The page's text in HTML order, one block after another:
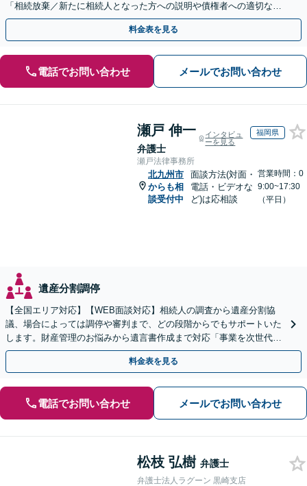
「相続放棄／新たに相続人となった方への説明や債権者への適切な対
応まで、きめ細やかにサポート」【休日・夜間相談可】
料金表を見る
電話でお問い合わせ メールでお問い合わせ
瀬戸 伸一
弁護士
インタビュ
ーを見る
福岡県
瀬戸法律事務所
北九州市
からも相
談受付中
面談方法(対面・
電話・ビデオな
ど)は応相談
営業時間：0
9:00~17:30
（平日）
遺産分割調停
【全国エリア対応】【WEB面談対応】相続人の調査から遺産分割協
議、場合によっては調停や審判まで、どの段階からでもサポートいた
します。財産管理のお悩みから遺言書作成まで対応「事業を次世代に
引き継ぐ安心の事業承継をサポート」【完全個室相談】
料金表を見る
電話でお問い合わせ メールでお問い合わせ
松枝 弘樹 弁護士
弁護士法人ラグーン 黒崎支店